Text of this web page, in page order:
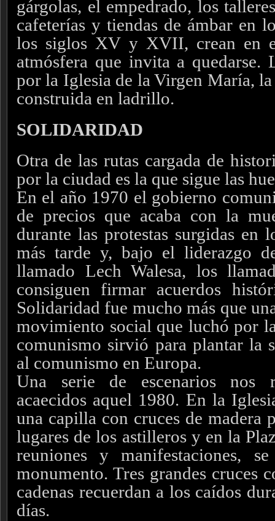
gárgolas, el empedrado, los
cafeterías y tiendas de ámbar en
los siglos XV y XVII, crean en
atmósfera que invita a quedarse.
por la Iglesia de la Virgen María,
construida en ladrillo.
SOLIDARIDAD
Otra de las rutas cargada de
por la ciudad es la que sigue las
En el año 1970 el gobierno
de precios que acaba con la
durante las protestas surgidas en
más tarde y, bajo el liderazgo
llamado Lech Walesa, los
consiguen firmar acuerdos
Solidaridad fue mucho más que
movimiento social que luchó por
comunismo sirvió para plantar la
al comunismo en Europa.
Una serie de escenarios nos
acaecidos aquel 1980. En la
una capilla con cruces de madera
lugares de los astilleros y en la
reuniones y manifestaciones,
monumento. Tres grandes cruces
cadenas recuerdan a los caídos
días.